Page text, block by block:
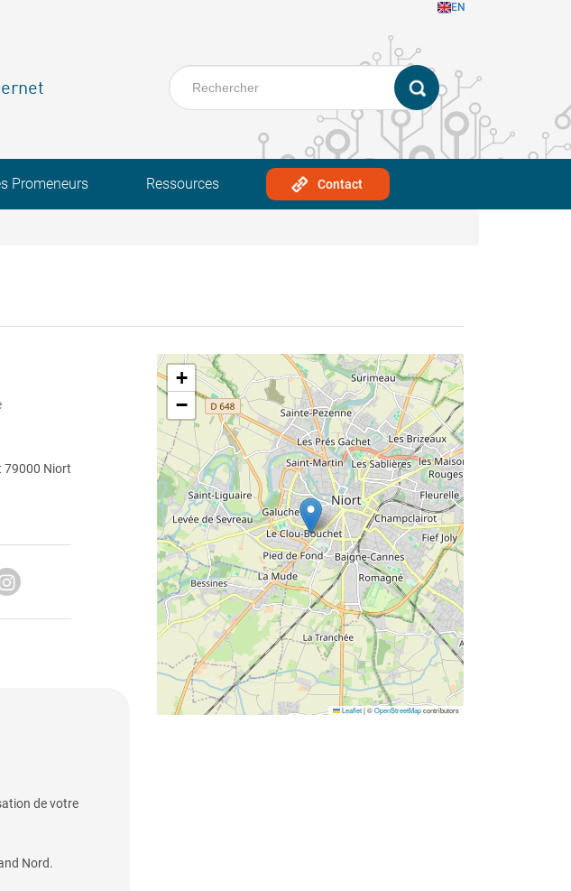
EN
Promeneurs Ressources Contact
79000 Niort
de votre
Nord.
+
−
Leaflet |©OpenStreetMapcontributors